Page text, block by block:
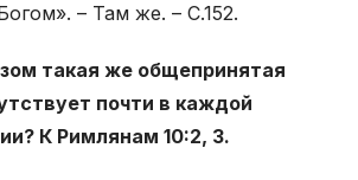
– Там же. – С.152.
такая же общепринятая
почти в каждой
К Римлянам 10:2, 3.